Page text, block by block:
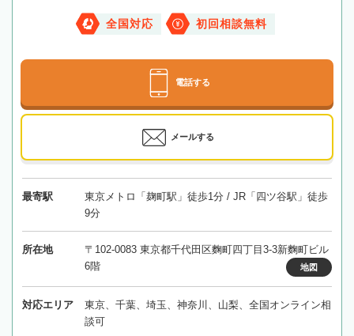
全国対応 初回相談無料
電話する
メールする
最寄駅
東京メトロ「麹町駅」徒歩1分 / JR「四ツ谷駅」徒歩
9分
所在地
〒102-0083 東京都千代田区麴町四丁目3-3新麴町ビル
6階
地図
対応エリア
東京、千葉、埼玉、神奈川、山梨、全国オンライン相
談可